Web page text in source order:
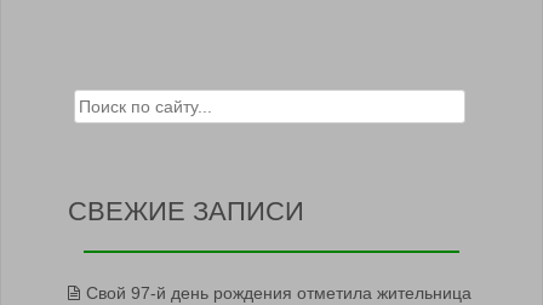
Search for:
СВЕЖИЕ ЗАПИСИ
Свой 97-й день рождения отметила жительница